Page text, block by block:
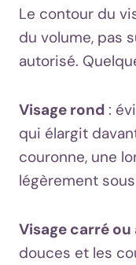
Le contour du
du volume, pas
autorisé.
Visage rond :
qui élargit
couronne, une
légèrement
Visage carré
douces et les